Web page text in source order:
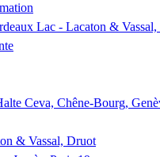
Lac - Lacaton &
Ceva, Chêne-Bourg,
& Vassal, Druot